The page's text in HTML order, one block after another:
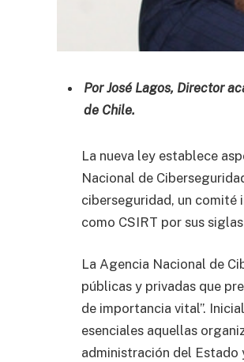
Por José Lagos, Director
de Chile.
La nueva ley establece
Nacional de
ciberseguridad, un comité
como CSIRT por sus
La Agencia Nacional de
públicas y privadas que
de importancia vital”.
esenciales aquellas
administración del Estado